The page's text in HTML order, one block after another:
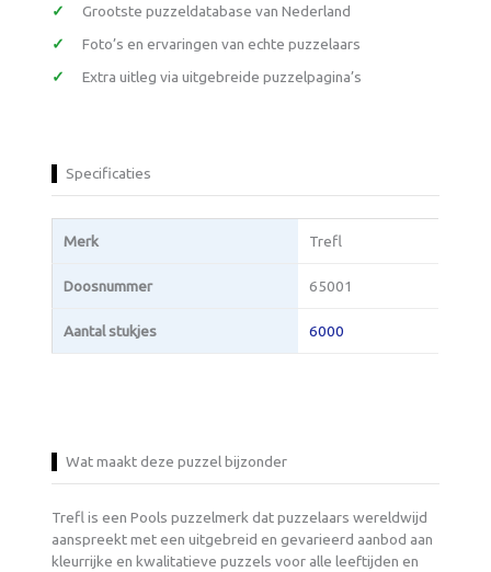
Grootste puzzeldatabase van Nederland
Foto’s en ervaringen van echte puzzelaars
Extra uitleg via uitgebreide puzzelpagina’s
Specificaties
Merk Trefl
Doosnummer 65001
Aantal stukjes 6000
Wat maakt deze puzzel bijzonder
Trefl is een Pools puzzelmerk dat puzzelaars wereldwijd
aanspreekt met een uitgebreid en gevarieerd aanbod aan
kleurrijke en kwalitatieve puzzels voor alle leeftijden en